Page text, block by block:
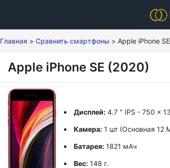
Главная > Сравнить смартфоны > Apple iPhone
Apple iPhone SE (2020)
Дисплей: 4.7 " IPS - 750 x
Камера: 1 шт (Основная 12
Батарея: 1821 мАч
Вес: 148 г.